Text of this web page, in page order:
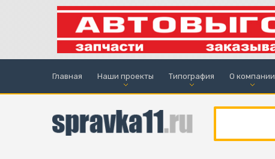
Главная Наши проекты Типография О компании